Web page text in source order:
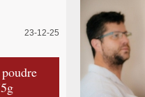
23-12-25